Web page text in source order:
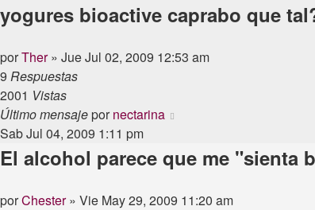
yogures bioactive caprabo que
porTher» Jue Jul 02, 2009 12:53 am
9 Respuestas
2001 Vistas
Último mensaje por nectarina
Sab Jul 04, 2009 1:11 pm
El alcohol parece que me "sienta
porChester» Vie May 29, 2009 11:20 am